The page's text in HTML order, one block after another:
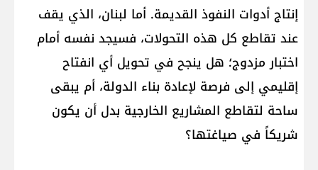
إنتاج أدوات النفوذ القديمة. أما لبنان، الذي يقف
عند تقاطع كل هذه التحولات، فسيجد نفسه أمام
اختبار مزدوج؛ هل ينجح في تحويل أي انفتاح
إقليمي إلى فرصة لإعادة بناء الدولة، أم يبقى
ساحة لتقاطع المشاريع الخارجية بدل أن يكون
شريكاً في صياغتها؟